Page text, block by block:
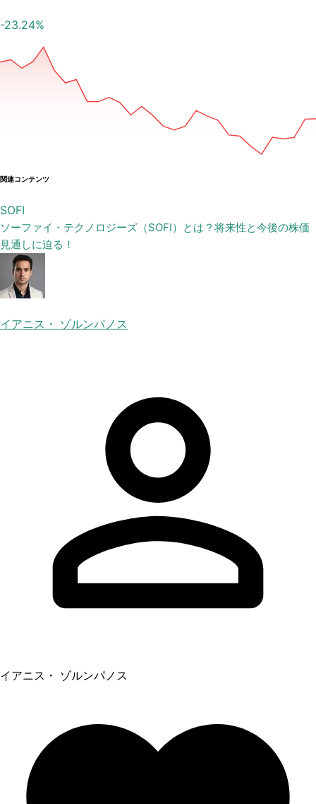
-23.24%
関連コンテンツ
SOFI
ソーファイ・テクノロジーズ（SOFI）とは？将来性と今後の株価
見通しに迫る！
イアニス・ ゾルンパノス
イアニス・ ゾルンパノス